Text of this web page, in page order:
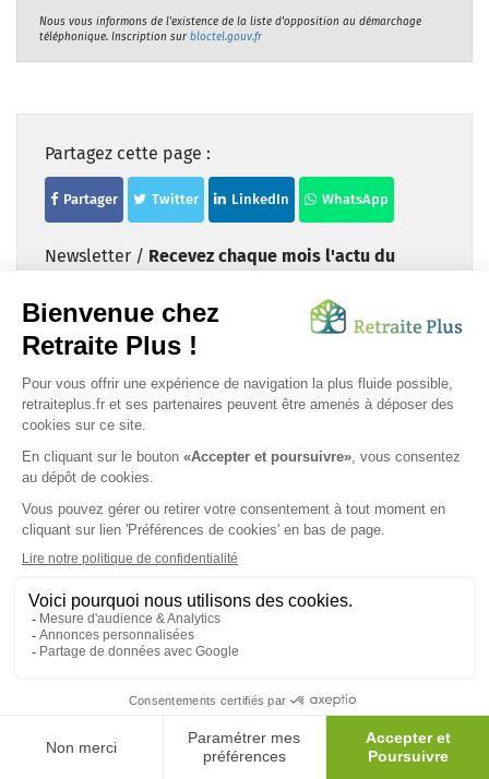
Nous vous informons de l'existence de la liste d'opposition au démarchage
téléphonique. Inscription sur bloctel.gouv.fr
Partagez cette page :
Partager Twitter LinkedIn WhatsApp
Newsletter / Recevez chaque mois l'actu du
OK
SUIVEZ-NOUS SUR :
Protection données personnelles
Nous vous informons de l'existence de la liste d'opposition
au démarchage téléphonique. Inscription sur
© 2026 Retraite Plus - Tous droits réservés -